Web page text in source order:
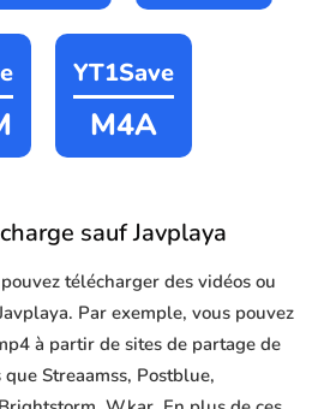
YT1Save
M4A
sauf Javplaya
télécharger des vidéos ou
Par exemple, vous pouvez
à partir de sites de partage de
Streaamss, Postblue,